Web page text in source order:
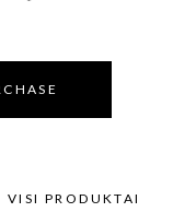
VISI PRODUKTAI